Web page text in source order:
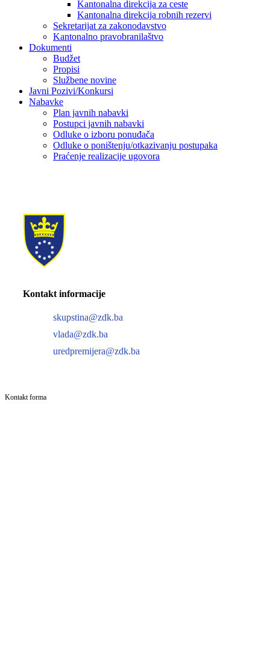
Kantonalna direkcija za ceste
Kantonalna direkcija robnih rezervi
Sekretarijat za zakonodavstvo
Kantonalno pravobranilaštvo
Dokumenti
Budžet
Propisi
Službene novine
Javni Pozivi/Konkursi
Nabavke
Plan javnih nabavki
Postupci javnih nabavki
Odluke o izboru ponuđača
Odluke o poništenju/otkazivanju postupaka
Praćenje realizacije ugovora
Kontakt informacije
skupstina@zdk.ba
vlada@zdk.ba
uredpremijera@zdk.ba
Kontakt forma